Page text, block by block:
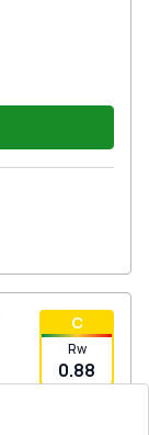
C
Rw
0.88